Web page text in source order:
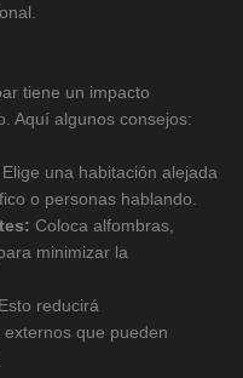
tiene un impacto
Aquí algunos consejos:
Elige una habitación alejada
o personas hablando.
Coloca alfombras,
minimizar la
Esto reducirá
que pueden